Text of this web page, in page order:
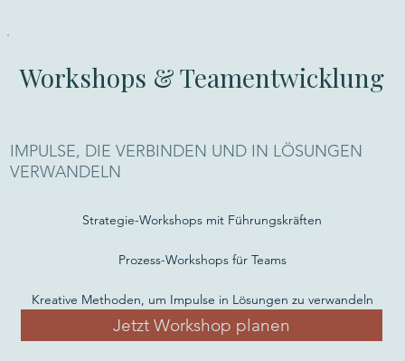
Workshops & Teamentwicklung
IMPULSE, DIE VERBINDEN UND IN LÖSUNGEN
VERWANDELN
Strategie-Workshops mit Führungskräften
Prozess-Workshops für Teams
Kreative Methoden, um Impulse in Lösungen zu verwandeln
Jetzt Workshop planen